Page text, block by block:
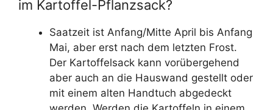
im Kartoffel-Pflanzsack?
Saatzeit ist Anfang/Mitte April bis Anfang
Mai, aber erst nach dem letzten Frost.
Der Kartoffelsack kann vorübergehend
aber auch an die Hauswand gestellt oder
mit einem alten Handtuch abgedeckt